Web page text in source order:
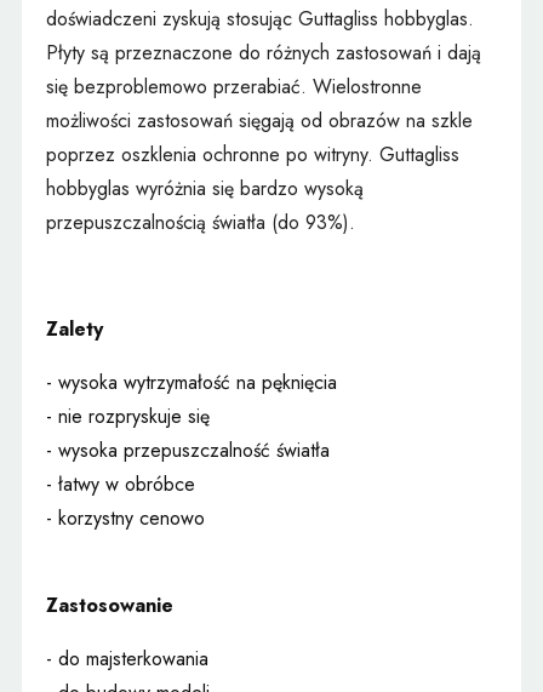
doświadczeni zyskują stosując Guttagliss hobbyglas.
Płyty są przeznaczone do różnych zastosowań i dają
się bezproblemowo przerabiać. Wielostronne
możliwości zastosowań sięgają od obrazów na szkle
poprzez oszklenia ochronne po witryny. Guttagliss
hobbyglas wyróżnia się bardzo wysoką
przepuszczalnością światła (do 93%).
Zalety
- wysoka wytrzymałość na pęknięcia
- nie rozpryskuje się
- wysoka przepuszczalność światła
- łatwy w obróbce
- korzystny cenowo
Zastosowanie
- do majsterkowania